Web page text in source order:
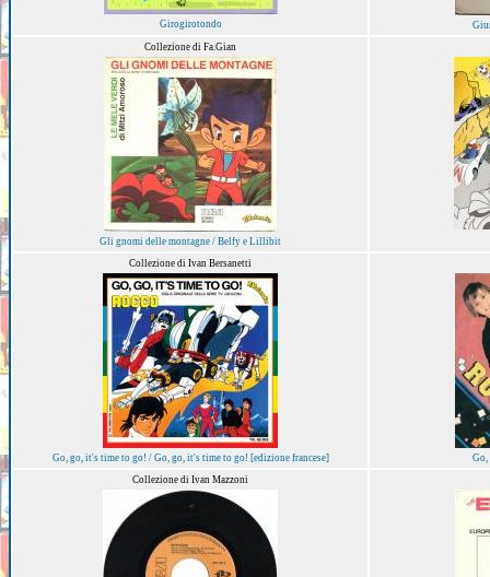
Girogirotondo
Collezione di Fa.Gian
Gli gnomi delle montagne / Belfy e Lillibit
Collezione di Ivan Bersanetti
Go, go, it's time to go! / Go, go, it's time to go! [edizione francese]
Go,
Collezione di Ivan Mazzoni